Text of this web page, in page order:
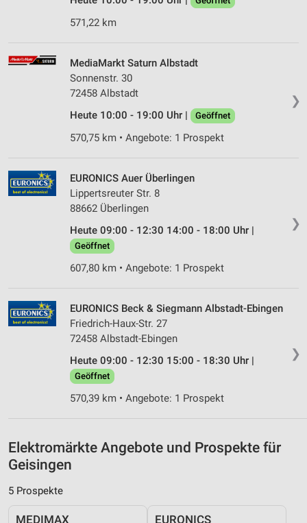
571,22 km
❯
MediaMarkt Saturn Albstadt
Sonnenstr. 30
72458 Albstadt
Heute 10:00 - 19:00 Uhr |
Geöffnet
570,75 km • Angebote: 1 Prospekt
❯
EURONICS Auer Überlingen
Lippertsreuter Str. 8
88662 Überlingen
Heute 09:00 - 12:30 14:00 - 18:00 Uhr |
Geöffnet
607,80 km • Angebote: 1 Prospekt
❯
EURONICS Beck & Siegmann Albstadt-Ebingen
Friedrich-Haux-Str. 27
72458 Albstadt-Ebingen
Heute 09:00 - 12:30 15:00 - 18:30 Uhr |
Geöffnet
570,39 km • Angebote: 1 Prospekt
Elektromärkte Angebote und Prospekte für
Geisingen
5 Prospekte
MEDIMAX EURONICS
IAB-Verarbeitungszwecke:
auf einem Endgerät
Verwendung reduzierter Daten zur Auswahl von
Werbeanzeigen
Erstellung von Profilen für personalisierte
personalisierter Werbung
Erstellung von Profilen zur Personalisierung
Verwendung von Profilen zur Auswahl
personalisierter Inhalte
Messung der Performance von Inhalten
Analyse von Zielgruppen durch Statistiken oder
Entwicklung und Verbesserung der Angebote
IAB-Besonderheiten:
Verwendung genauer Standortdaten
Informationen identifizieren